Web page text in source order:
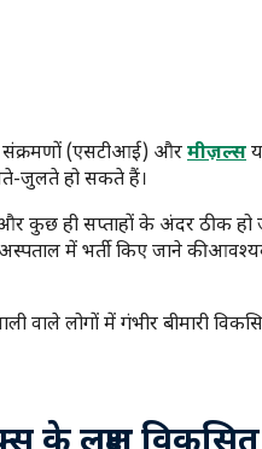
संक्रमणों (एसटीआई) औरमीज़ल्स
जुलते हो सकते हैं।
कुछ ही सप्ताहों के अंदर ठीक हो
में भर्ती किए जाने की
वाले लोगों में गंभीर बीमारी